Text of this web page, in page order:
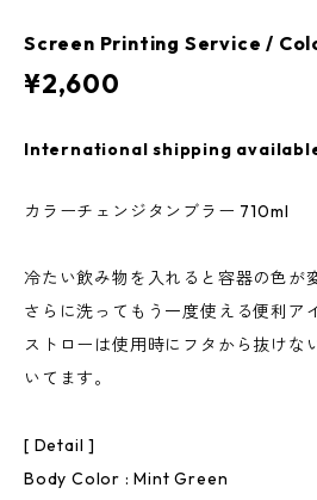
Screen Printing Service /
¥2,600
International shipping
カラーチェンジタンブラー 710ml
冷たい飲み物を入れると容器の色が
さらに洗ってもう一度使える便利ア
ストローは使用時にフタから抜けな
いてます。
[ Detail ]
Body Color : Mint Green